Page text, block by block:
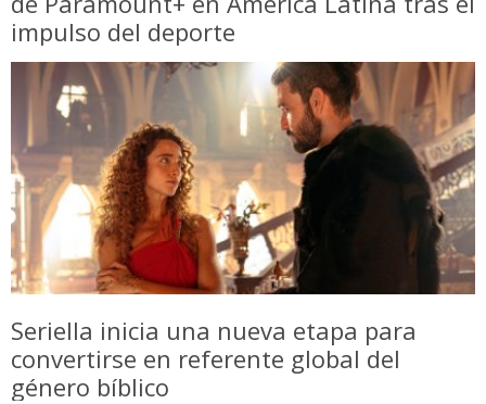
impulso del deporte
Seriella inicia una nueva etapa para
convertirse en referente global del
género bíblico